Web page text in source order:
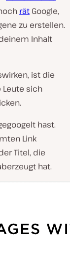
rät Google,
zu erstellen.
Inhalt
ist die
Leute sich
hast.
Link
Titel, die
hat.